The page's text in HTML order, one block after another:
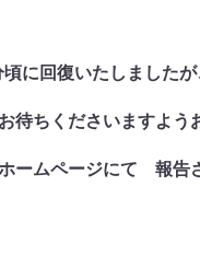
に回復いたしましたが
ちくださいますよう
ームページにて 報告